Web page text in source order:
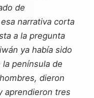
de
narrativa corta
a la pregunta
ya había sido
península de
dieron
aprendieron tres